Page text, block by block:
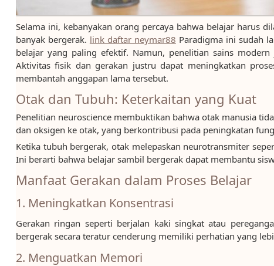
Selama ini, kebanyakan orang percaya bahwa belajar harus
banyak bergerak. link daftar neymar88 Paradigma ini sudah
belajar yang paling efektif. Namun, penelitian sains
Aktivitas fisik dan gerakan justru dapat meningkatkan
membantah anggapan lama tersebut.
Otak dan Tubuh: Keterkaitan yang Kuat
Penelitian neuroscience membuktikan bahwa otak manusia
dan oksigen ke otak, yang berkontribusi pada peningkatan
Ketika tubuh bergerak, otak melepaskan neurotransmiter
Ini berarti bahwa belajar sambil bergerak dapat membantu
Manfaat Gerakan dalam Proses Belajar
1. Meningkatkan Konsentrasi
Gerakan ringan seperti berjalan kaki singkat atau
bergerak secara teratur cenderung memiliki perhatian yang
2. Menguatkan Memori